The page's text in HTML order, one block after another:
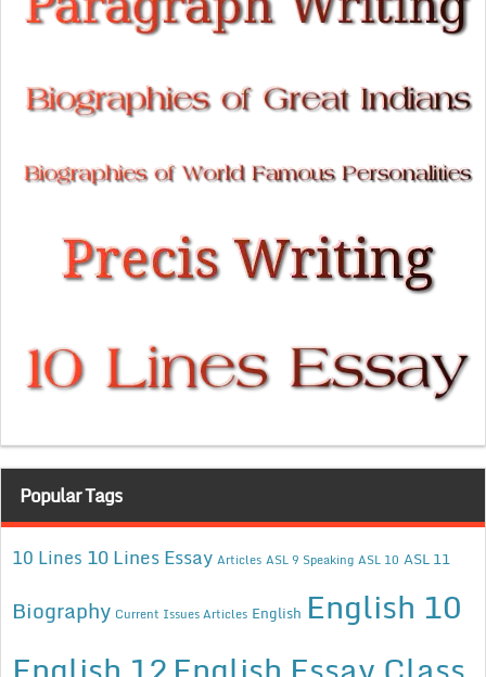
Popular Tags
10 Lines 10 Lines Essay Articles ASL 9 Speaking ASL 10 ASL 11
Biography Current Issues Articles English English 10